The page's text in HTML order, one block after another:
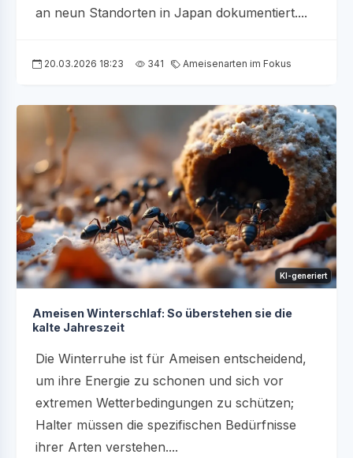
an neun Standorten in Japan dokumentiert....
20.03.2026 18:23 341 Ameisenarten im Fokus
KI-generiert
Ameisen Winterschlaf: So überstehen sie die
kalte Jahreszeit
Die Winterruhe ist für Ameisen entscheidend,
um ihre Energie zu schonen und sich vor
extremen Wetterbedingungen zu schützen;
Halter müssen die spezifischen Bedürfnisse
ihrer Arten verstehen....